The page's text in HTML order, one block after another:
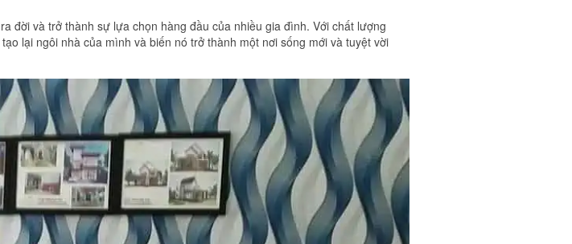
đời và trở thành sự lựa chọn hàng đầu của nhiều gia đình. Với chất lượng
lại ngôi nhà của mình và biến nó trở thành một nơi sống mới và tuyệt vời